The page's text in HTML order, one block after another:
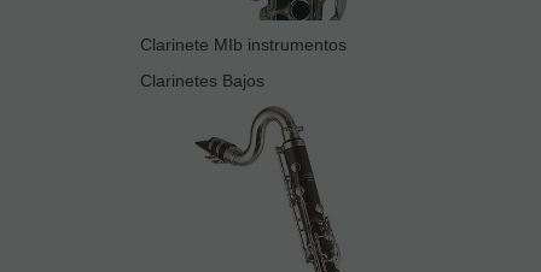
Clarinete MIb instrumentos
Clarinetes Bajos